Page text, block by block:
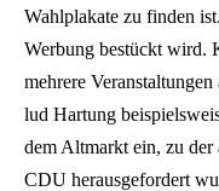
Wahlplakate zu finden
Werbung bestückt wird.
mehrere
lud Hartung
dem Altmarkt ein, zu der
CDU herausgefordert